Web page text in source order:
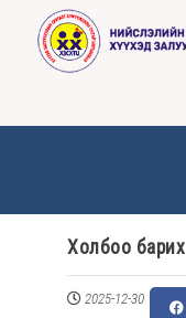
ТАНИЛЦУУЛГА
МЭДЭЭ, МЭДЭЭЛЭЛ
Холбоо барих
2025-12-30